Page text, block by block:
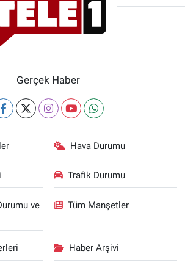
Gerçek Haber
Hava Durumu
Trafik Durumu
ve
Tüm Manşetler
Haber Arşivi